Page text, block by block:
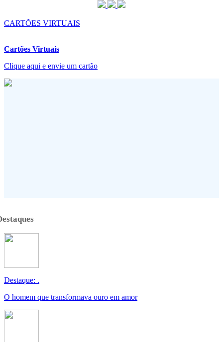
CARTÕES VIRTUAIS
Cartões Virtuais
Clique aqui e envie um cartão
Destaque: .
O homem que transformava ouro em amor